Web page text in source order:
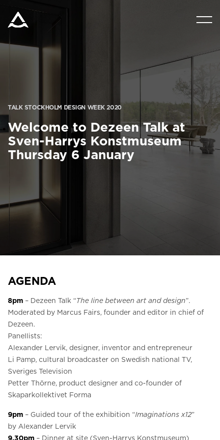
PRODUKTER
OM ARITCO
FÖR PROFESSIONELLA
Beställ ett Digitalt HomeKit
Be om ett offertförslag
Kontakta oss
FAQ
TALK STOCKHOLM DESIGN WEEK 2020
Welcome to Dezeen Talk at
Sven-Harrys Konstmuseum
Thursday 6 January
AGENDA
8pm – Dezeen Talk “The line between art and design”.
Moderated by Marcus Fairs, founder and editor in chief of
Dezeen.
Panellists:
Alexander Lervik, designer, inventor and entrepreneur
Li Pamp, cultural broadcaster on Swedish national TV,
Sveriges Television
Petter Thörne, product designer and co-founder of
Skaparkollektivet Forma
9pm – Guided tour of the exhibition “Imaginations x12”
by Alexander Lervik
9.30pm – Dinner at site (Sven-Harrys Konstmuseum)